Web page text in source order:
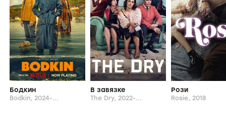
Бодкин
Bodkin, 2024-...
В завязке
The Dry, 2022-...
Рози
Rosie, 2018